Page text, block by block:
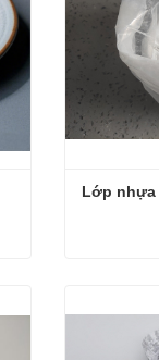
Lớp
Liên hệ